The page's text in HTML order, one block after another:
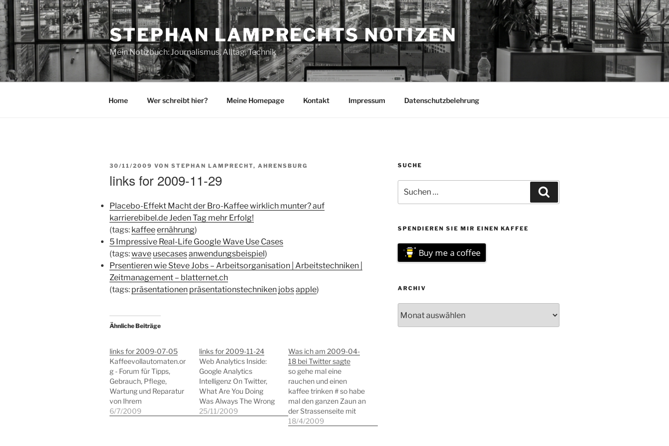
Zum
Inhalt
springen
STEPHAN LAMPRECHTS NOTIZEN
Mein Notizbuch: Journalismus, Alltag, Technik
Home Wer schreibt hier? Meine Homepage Kontakt Impressum Datenschutzbelehrung
VERÖFFENTLICHT
30/11/2009 VON STEPHAN LAMPRECHT, AHRENSBURG
links for 2009-11-29
Placebo-Effekt Macht der Bro-Kaffee wirklich munter? auf
karrierebibel.de Jeden Tag mehr Erfolg!
(tags: kaffeeernährung)
5 Impressive Real-Life Google Wave Use Cases
(tags:wave usecasesanwendungsbeispiel)
Prsentieren wie Steve Jobs – Arbeitsorganisation | Arbeitstechniken |
Zeitmanagement – blatternet.ch
(tags: präsentationen präsentationstechniken jobsapple)
Ähnliche Beiträge
links for 2009-07-05
Kaffeevollautomaten.or
g - Forum für Tipps,
Gebrauch, Pflege,
Wartung und Reparatur
von Ihrem
Kaffeevollautomat (tags:
6/7/2009
links for 2009-11-24
Web Analytics Inside:
Google Analytics
Intelligenz On Twitter,
What Are You Doing
Was Always The Wrong
Question | Brian Solis -
25/11/2009
Was ich am 2009-04-
18 bei Twitter sagte
so gehe mal eine
rauchen und einen
kaffee trinken # so habe
mal den ganzen Zaun an
der Strassenseite mit
dem Kärcher
18/4/2009
SUCHE
nach:
SPENDIEREN SIE MIR EINEN KAFFEE
Buy me a coffee
ARCHIV